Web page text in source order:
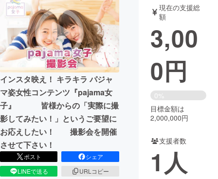
アート・写真 音楽
テクノロジー・ガジェット ゲーム・サ
映像・映画 書籍・雑誌
ビジネス・起業 チャレンジ
まちづくり・地域活性化
CAMPFIRE for Social Good
CAMPFIRE Creation
CAMPFIREふるさと納税
コミュニティ
インスタ映え！ キラキラ パジャ
マ姿女性コンテンツ『pajama女
子』 皆様からの「実際に撮
影してみたい！」というご要望に
お応えしたい！ 撮影会を開催
させて下さい！
ポスト
シェア
LINEで送る
URLコピー
現在の支援総
額
3,00
0円
0%
目標金額は
2,000,000円
支援者数
1人